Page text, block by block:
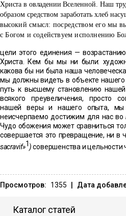
Христа в овладении Вселенной. Наш
образом средством заработать хлеб
высокий смысл: посредством его мы
с Богом и содействуем исполнению
цели этого единения —
Христа. Кем бы мы ни были:
какова бы ни была наша
мы должны видеть в объекте нашего
путь к высшему становлению
всякого преувеличения, просто
нашей веры и нашего опыта, мы
неисчерпаемо достижим для нас во
Чудо обожения может сравниться
совершается это превращение, ни в
sacravif»1)совершенства и цельности
Просмотров: 1355 Дата
Каталог статей